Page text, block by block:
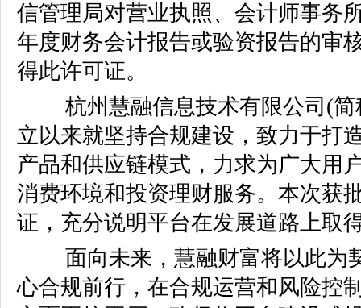
信管理局对营业执照、会计师事务
年度财务会计报告或验资报告的审
得此许可证。
杭州慧融信息技术有限公司(简
立以来就坚持合规建设，致力于打
产品和供应链模式，力求为广大用
消费环境和投资理财服务。本次获
证，充分说明平台在发展道路上取
面向未来，慧融财富将以此为
心合规前行，在合规运营和风险控